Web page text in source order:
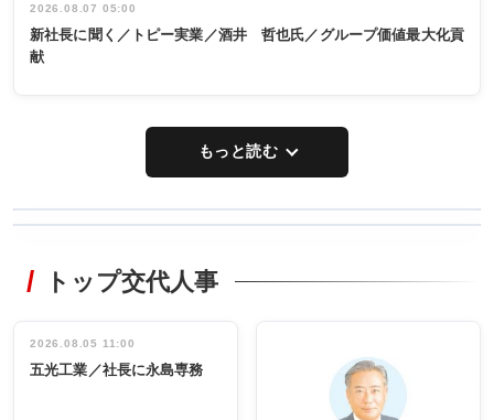
2026.08.07 05:00
新社長に聞く／トピー実業／酒井 哲也氏／グループ価値最大化貢
献
もっと読む
非鉄業界で
インタビュ
ー／社内ア
タックトレー
祝う 業界関
係者ら220人
出席
トップ交代人事
2026.08.05 11:00
五光工業／社長に永島専務